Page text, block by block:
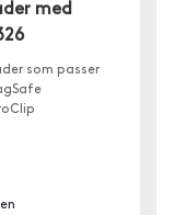
med
som passer